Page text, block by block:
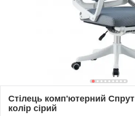
Стілець комп'ютерний Спрут
колір сірий